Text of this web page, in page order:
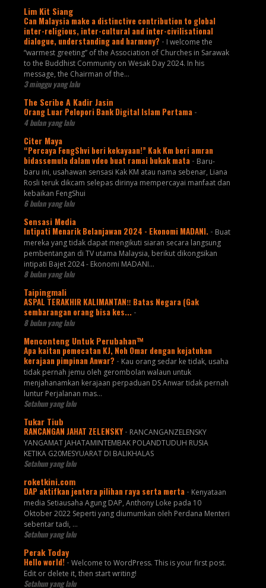
Lim Kit Siang
Can Malaysia make a distinctive contribution to global
inter-religious, inter-cultural and inter-civilisational
dialogue, understanding and harmony? - I welcome the
“warmest greeting” of the Association of Churches in Sarawak
to the Buddhist Community on Wesak Day 2024. In his
message, the Chairman of the...
3 minggu yang lalu
The Scribe A Kadir Jasin
Orang Luar Pelopori Bank Digital Islam Pertama -
4 bulan yang lalu
Citer Maya
“Percaya FengShvi beri kekayaan!” Kak Km beri amran
bidassemula dalam vdeo buat ramai bukak mata - Baru-
baru ini, usahawan sensasi Kak KM atau nama sebenar, Liana
Rosli teruk dikcam selepas dirinya mempercayai manfaat dan
kebaikan FengShui
6 bulan yang lalu
Sensasi Media
Intipati Menarik Belanjawan 2024 - Ekonomi MADANI. - Buat
mereka yang tidak dapat mengikuti siaran secara langsung
pembentangan di TV utama Malaysia, berikut dikongsikan
intipati Bajet 2024 - Ekonomi MADANI...
8 bulan yang lalu
Taipingmali
ASPAL TERAKHIR KALIMANTAN‼️ Batas Negara (Gak
sembarangan orang bisa kes... -
8 bulan yang lalu
Menconteng Untuk Perubahan™
Apa kaitan pemecatan KJ, Noh Omar dengan kejatuhan
kerajaan pimpinan Anwar? - Kau orang sedar ke tidak, usaha
tidak pernah jemu oleh gerombolan walaun untuk
menjahanamkan kerajaan perpaduan DS Anwar tidak pernah
luntur Perjalanan mas...
Setahun yang lalu
Tukar Tiub
RANCANGAN JAHAT ZELENSKY - RANCANGANZELENSKY
YANGAMAT JAHATAMINTEMBAK POLANDTUDUH RUSIA
KETIKA G20MESYUARAT DI BALIKHALAS
Setahun yang lalu
roketkini.com
DAP aktifkan jentera pilihan raya serta merta - Kenyataan
media Setiausaha Agung DAP, Anthony Loke pada 10
Oktober 2022 Seperti yang diumumkan oleh Perdana Menteri
sebentar tadi, …
Setahun yang lalu
Perak Today
Hello world! - Welcome to WordPress. This is your first post.
Edit or delete it, then start writing!
Setahun yang lalu